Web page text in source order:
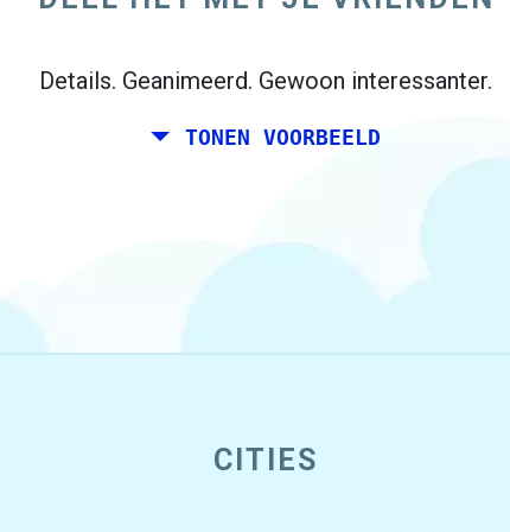
Details. Geanimeerd. Gewoon interessanter.
TONEN VOORBEELD
CITIES